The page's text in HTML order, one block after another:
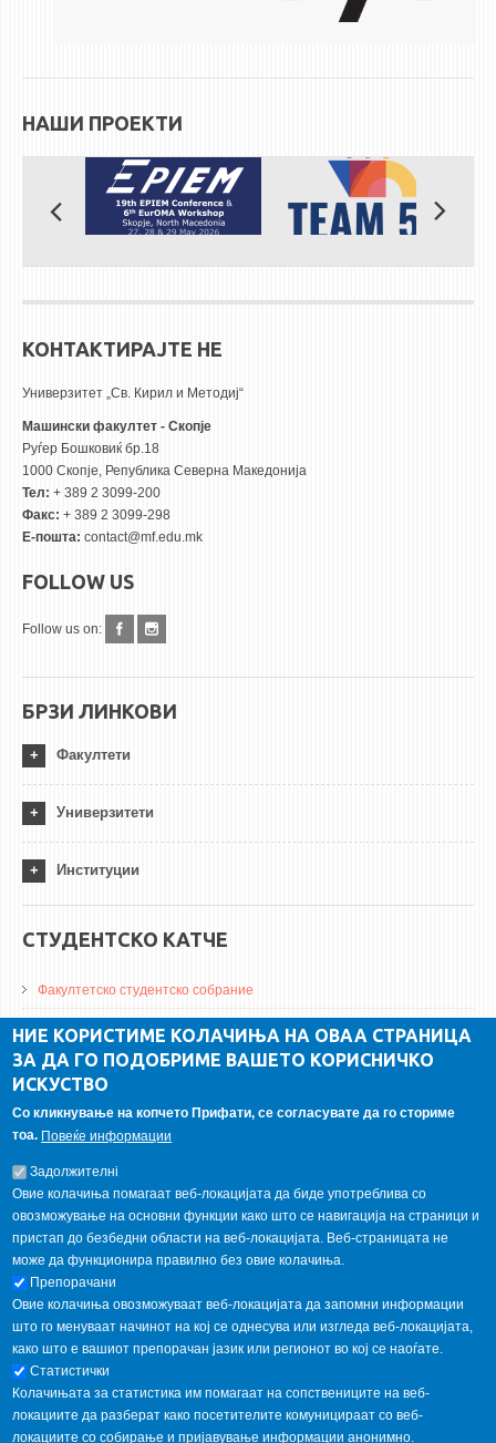
НАШИ ПРОЕКТИ
КОНТАКТИРАЈТЕ НЕ
Универзитет „Св. Кирил и Методиј“
Машински факултет - Скопје
Руѓер Бошковиќ бр.18
1000 Скопје, Република Северна Македонија
Тел: + 389 2 3099-200
Факс: + 389 2 3099-298
Е-пошта: contact@mf.edu.mk
FOLLOW US
Follow us on:
БРЗИ ЛИНКОВИ
Факултети
Универзитети
Институции
СТУДЕНТСКО КАТЧЕ
Факултетско студентско собрание
ДА Винчи магазин
Алумни асоцијација
ГАЛЕРИЈА
НИЕ КОРИСТИМЕ КОЛАЧИЊА НА ОВАА СТРАНИЦА
ЗА ДА ГО ПОДОБРИМЕ ВАШЕТО КОРИСНИЧКО
ИСКУСТВО
Со кликнување на копчето Прифати, се согласувате да го сториме
тоа. Повеќе информации
Задолжителнi
Овие колачиња помагаат веб-локацијата да биде употреблива со
овозможување на основни функции како што се навигација на страници и
пристап до безбедни области на веб-локацијата. Веб-страницата не
може да функционира правилно без овие колачиња.
Препорачани
Овие колачиња овозможуваат веб-локацијата да запомни информации
што го менуваат начинот на кој се однесува или изгледа веб-локацијата,
како што е вашиот препорачан јазик или регионот во кој се наоѓате.
Статистички
Колачињата за статистика им помагаат на сопствениците на веб-
локациите да разберат како посетителите комуницираат со веб-
локациите со собирање и пријавување информации анонимно.